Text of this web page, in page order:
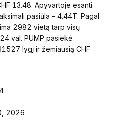
13.48. Apyvartoje esanti
pasiūla – 4.44T. Pagal
2982 vietą tarp visų
val. PUMP pasiekė
lygį ir žemiausią CHF
2026